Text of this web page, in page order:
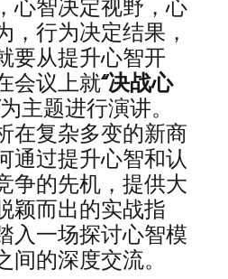
心智决定视野，心
，行为决定结果，
要从提升心智开
会议上就“决战心
为主题进行演讲。
在复杂多变的新商
通过提升心智和认
争的先机，提供大
颖而出的实战指
入一场探讨心智模
的深度交流。